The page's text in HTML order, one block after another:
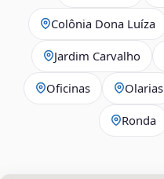
Colônia Dona Luíza
Jardim Carvalho
Oficinas Olarias
Ronda